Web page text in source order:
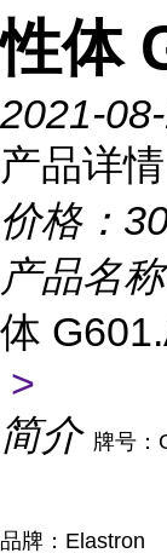
性体
2021-
产品详情
价格：
产品名称
体
>
简介 牌号：
品牌：Elastron